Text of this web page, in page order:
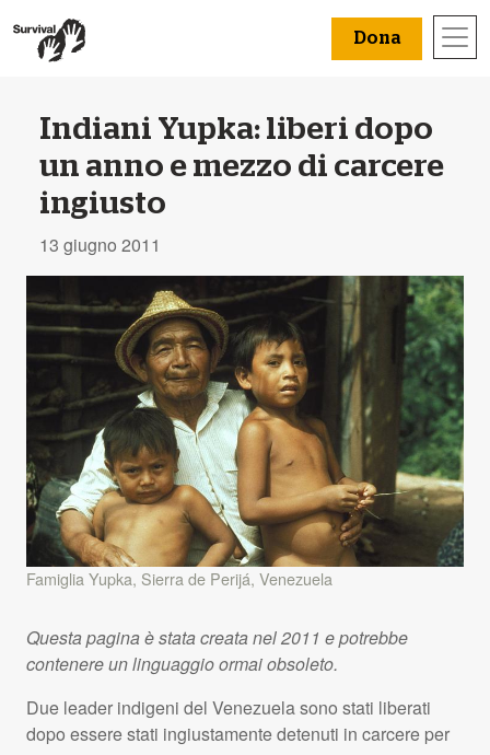
Dona
Indiani Yupka: liberi dopo
un anno e mezzo di carcere
ingiusto
13 giugno 2011
Famiglia Yupka, Sierra de Perijá, Venezuela
Questa pagina è stata creata nel 2011 e potrebbe
contenere un linguaggio ormai obsoleto.
Due leader indigeni del Venezuela sono stati liberati
dopo essere stati ingiustamente detenuti in carcere per